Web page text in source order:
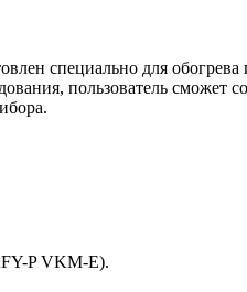
специально для
пользователь сможет
P VKM-E).